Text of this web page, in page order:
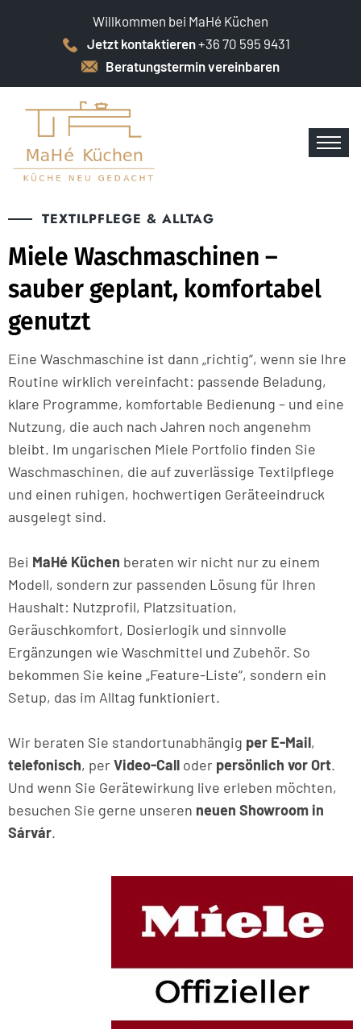
Willkommen bei MaHé Küchen
Jetzt kontaktieren+36 70 595 9431
Beratungstermin vereinbaren
TEXTILPFLEGE & ALLTAG
Miele Waschmaschinen –
sauber geplant, komfortabel
genutzt
Eine Waschmaschine ist dann „richtig“, wenn sie Ihre
Routine wirklich vereinfacht: passende Beladung,
klare Programme, komfortable Bedienung – und eine
Nutzung, die auch nach Jahren noch angenehm
bleibt. Im ungarischen Miele Portfolio finden Sie
Waschmaschinen, die auf zuverlässige Textilpflege
und einen ruhigen, hochwertigen Geräteeindruck
ausgelegt sind.
Bei MaHé Küchen beraten wir nicht nur zu einem
Modell, sondern zur passenden Lösung für Ihren
Haushalt: Nutzprofil, Platzsituation,
Geräuschkomfort, Dosierlogik und sinnvolle
Ergänzungen wie Waschmittel und Zubehör. So
bekommen Sie keine „Feature-Liste“, sondern ein
Setup, das im Alltag funktioniert.
Wir beraten Sie standortunabhängig per E-Mail,
telefonisch, perVideo-Call oder persönlich vor Ort.
Und wenn Sie Gerätewirkung live erleben möchten,
besuchen Sie gerne unseren neuen Showroom in
Sárvár.